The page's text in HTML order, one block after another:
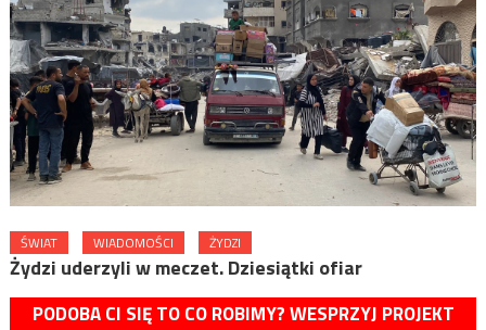
ŚWIAT WIADOMOŚCI ŻYDZI
Żydzi uderzyli w meczet. Dziesiątki ofiar
PODOBA CI SIĘ TO CO ROBIMY? WESPRZYJ PROJEKT